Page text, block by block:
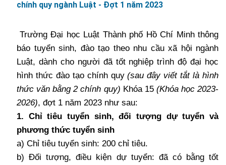
chính quy ngành Luật - Đợt 1 năm 2023
Trường Đại học Luật Thành phố Hồ Chí Minh thông
báo tuyển sinh, đào tạo theo nhu cầu xã hội ngành
Luật, dành cho người đã tốt nghiệp trình độ đại học
hình thức đào tạo chính quy(sau đây viết tắt là hình
thức văn bằng 2 chính quy) Khóa 15 (Khóa học 2023-
2026), đợt 1 năm 2023 như sau:
1. Chỉ tiêu tuyển sinh, đối tượng dự tuyển và
phương thức tuyển sinh
a) Chỉ tiêu tuyển sinh: 200 chỉ tiêu.
b) Đối tượng, điều kiện dự tuyển: đã có bằng tốt